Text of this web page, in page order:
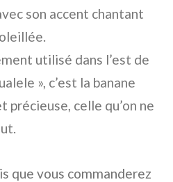
son accent chantant
utilisé dans l’est de
», c’est la banane
précieuse, celle qu’on ne
que vous commanderez